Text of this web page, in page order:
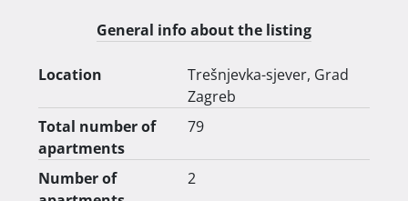
Zgrada od sedam katova i ukupno 79 pažljivo
prilagođene urbanim navikama, idealnim za one
koji žele živjeti u ritmu grada, a pritom uživati u
udobnost i funkcionalnosti prostora.
General info about the listing
Location
Trešnjevka-sjever, Grad
Zagreb
Total number of
apartments
79
Number of
2